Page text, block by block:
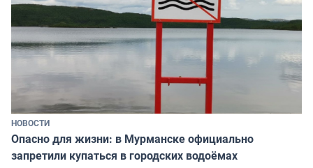
НОВОСТИ
Опасно для жизни: в Мурманске официально
запретили купаться в городских водоёмах